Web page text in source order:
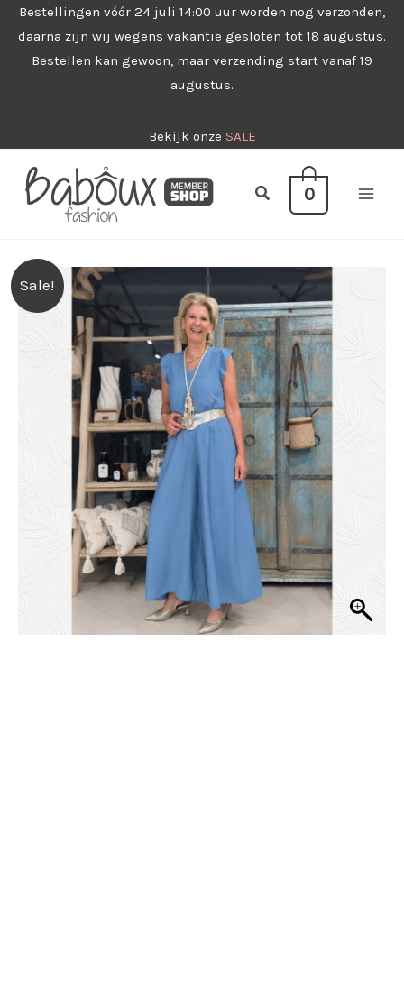
naar
Bestellingen vóór 24 juli 14:00 uur worden nog verzonden,
daarna zijn wij wegens vakantie gesloten tot 18 augustus.
Bestellen kan gewoon, maar verzending start vanaf 19
augustus.
Bekijk onze SALE
Zoeken0
Sale!